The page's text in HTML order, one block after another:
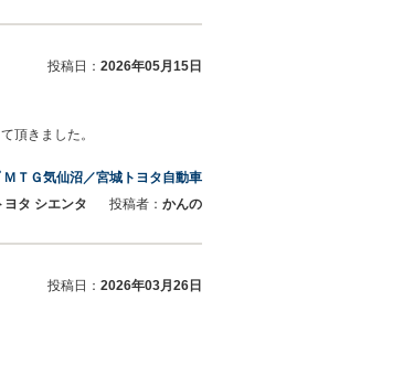
投稿日： 2026年05月15日
頂きました。
ＴＧ気仙沼／宮城トヨタ自動車
ヨタ シエンタ 投稿者： かんの
投稿日： 2026年03月26日